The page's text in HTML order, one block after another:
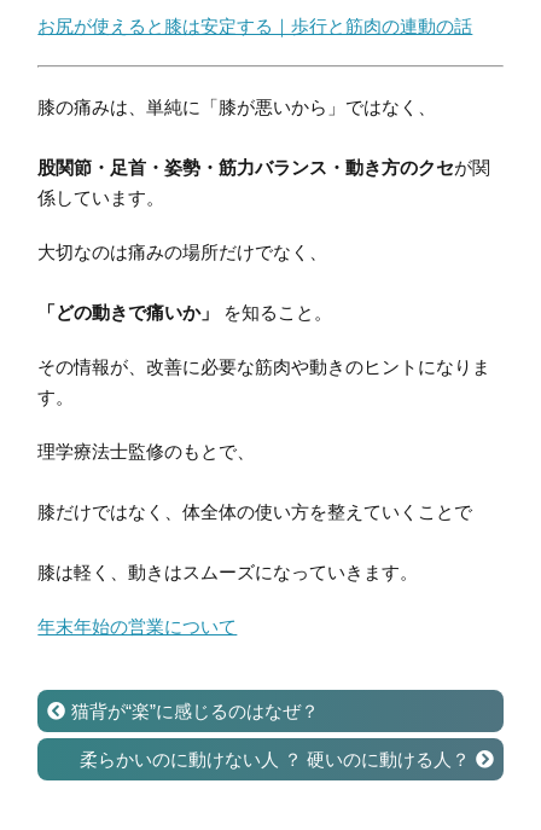
お尻が使えると膝は安定する｜歩行と筋肉の連動の話
膝の痛みは、単純に「膝が悪いから」ではなく、
股関節・足首・姿勢・筋力バランス・動き方のクセが関
係しています。
大切なのは痛みの場所だけでなく、
「どの動きで痛いか」 を知ること。
その情報が、改善に必要な筋肉や動きのヒントになりま
す。
理学療法士監修のもとで、
膝だけではなく、体全体の使い方を整えていくことで
膝は軽く、動きはスムーズになっていきます。
年末年始の営業について
猫背が“楽”に感じるのはなぜ？
柔らかいのに動けない人 ？ 硬いのに動ける人？